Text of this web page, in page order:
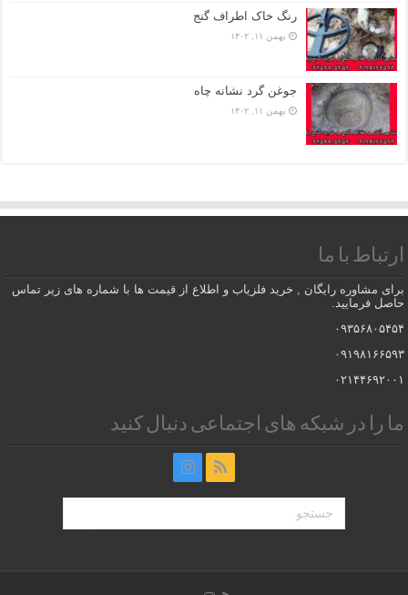
رنگ خاک اطراف گنج
بهمن ۱۱, ۱۴۰۲
جوغن گرد نشانه چاه
بهمن ۱۱, ۱۴۰۲
ارتباط با ما
برای مشاوره رایگان , خرید فلزیاب و اطلاع از قیمت ها با شماره های زیر تماس
حاصل فرمایید.
۰۹۳۵۶۸۰۵۴۵۴
۰۹۱۹۸۱۶۶۵۹۳
۰۲۱۴۴۶۹۲۰۰۱
ما را در شبکه های اجتماعی دنبال کنید